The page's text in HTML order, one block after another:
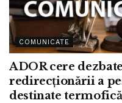
COMUNICATE
ADOR cere
redirecționării a
destinate